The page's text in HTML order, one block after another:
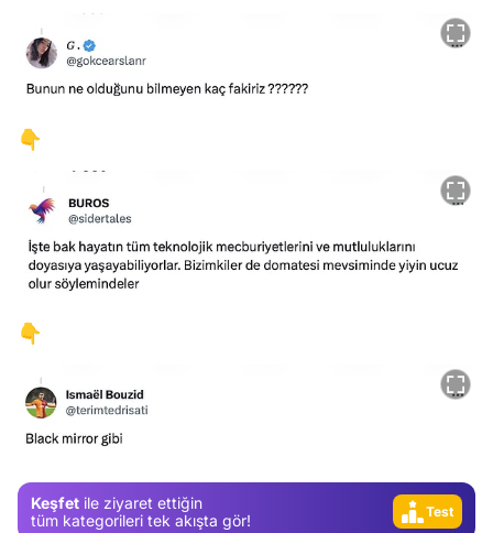
👇
👇
Keşfet ile ziyaret ettiğin
tüm kategorileri tek akışta gör!
Test
Gündem
Test